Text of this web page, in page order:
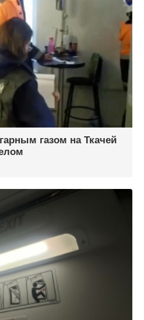
газом на Ткачей